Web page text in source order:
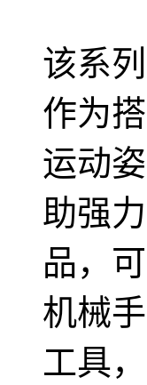
该系
作为
运动
助强
品，
机械
工具